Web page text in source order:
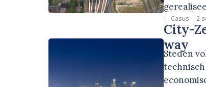
Casus 2
City-
way
Steden